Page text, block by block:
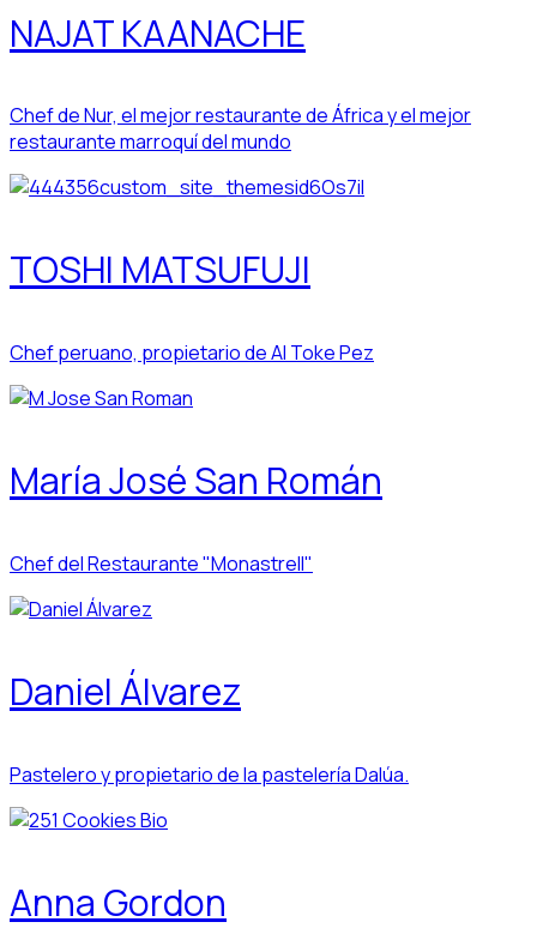
NAJAT KAANACHE
Chef de Nur, el mejor restaurante de África y el mejor
restaurante marroquí del mundo
TOSHI MATSUFUJI
Chef peruano, propietario de Al Toke Pez
María José San Román
Chef del Restaurante "Monastrell"
Daniel Álvarez
Pastelero y propietario de la pastelería Dalúa.
Anna Gordon